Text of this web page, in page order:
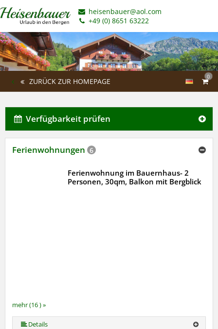
heisenbauer@aol.com
+49 (0) 8651 63222
0
ZURÜCK ZUR HOMEPAGE
Verfügbarkeit prüfen
Ferienwohnungen 6
mehr (16 ) »
mehr (16 ) »
mehr (16 ) »
mehr (16 ) »
mehr (16 ) »
mehr (16 ) »
mehr (16 ) »
mehr (16 ) »
mehr (16 ) »
mehr (16 ) »
mehr (16 ) »
mehr (16 ) »
mehr (16 ) »
Ferienwohnung im Bauernhaus- 2
Personen, 30qm, Balkon mit Bergblick
Details